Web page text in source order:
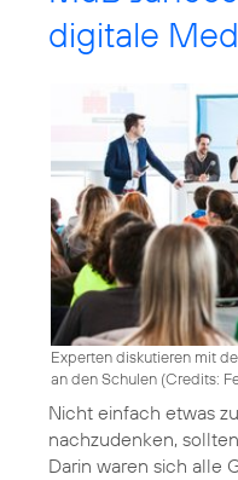
digitale
Experten diskutieren mit
an den Schulen (Credits:
Nicht einfach etwas
nachzudenken,
Darin waren sich alle